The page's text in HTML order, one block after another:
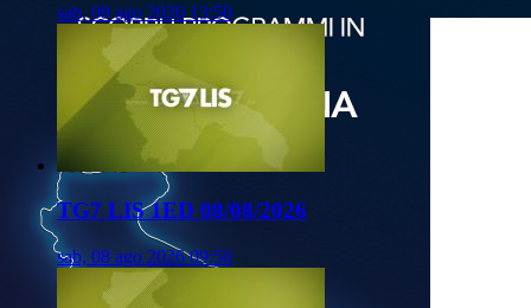
sab, 08 ago 2026 13:50
TG7 LIS 1ED 08/08/2026
sab, 08 ago 2026 09:50